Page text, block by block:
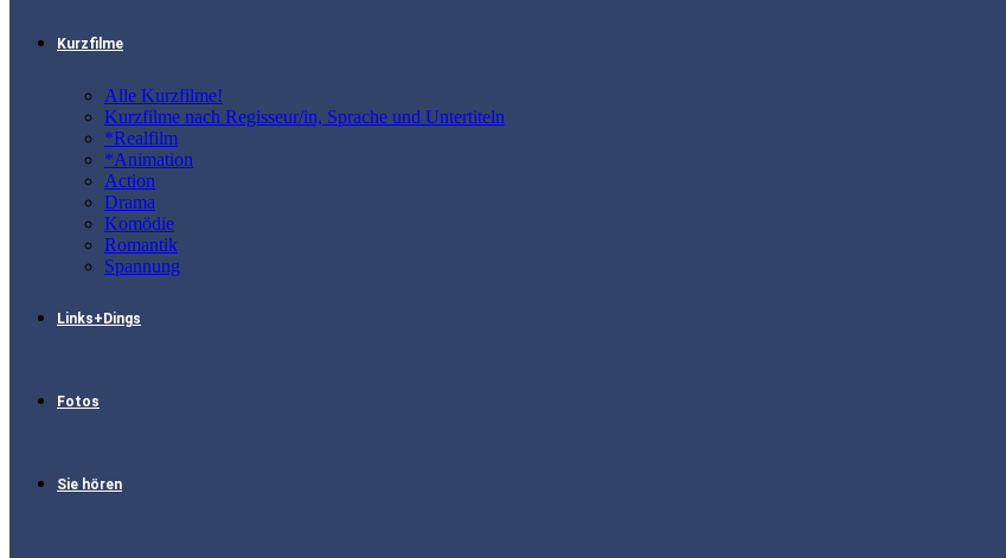
Kurzfilme
Alle Kurzfilme!
Kurzfilme nach Regisseur/in, Sprache und Untertiteln
*Realfilm
*Animation
Action
Drama
Komödie
Romantik
Spannung
Links+Dings
Fotos
Sie hören